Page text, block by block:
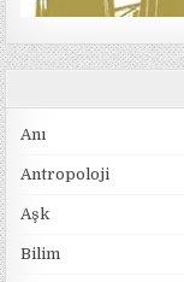
Anı
Antropoloji
Aşk
Bilim